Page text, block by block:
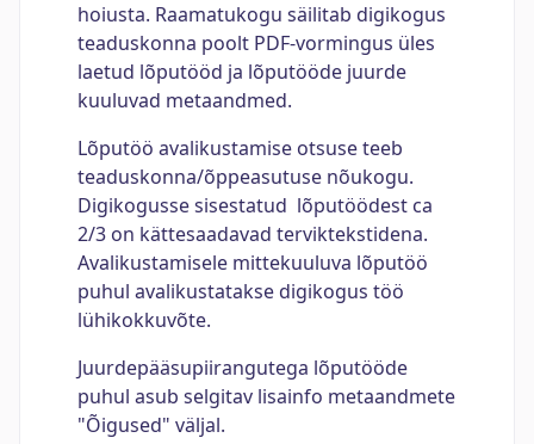
hoiusta. Raamatukogu säilitab digikogus
teaduskonna poolt PDF-vormingus üles
laetud lõputööd ja lõputööde juurde
kuuluvad metaandmed.
Lõputöö avalikustamise otsuse teeb
teaduskonna/õppeasutuse nõukogu.
Digikogusse sisestatud lõputöödest ca
2/3 on kättesaadavad terviktekstidena.
Avalikustamisele mittekuuluva lõputöö
puhul avalikustatakse digikogus töö
lühikokkuvõte.
Juurdepääsupiirangutega lõputööde
puhul asub selgitav lisainfo metaandmete
"Õigused" väljal.